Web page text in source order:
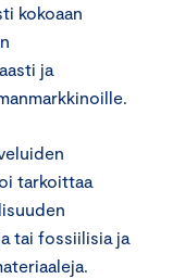
kokoaan
ja
tarkoittaa
tai fossiilisia ja